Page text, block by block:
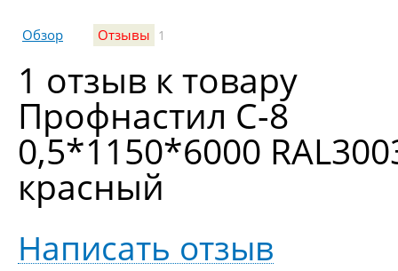
Обзор Отзывы 1
1 отзыв к товару
Профнастил С-8
0,5*1150*6000
красный
Написать отзыв